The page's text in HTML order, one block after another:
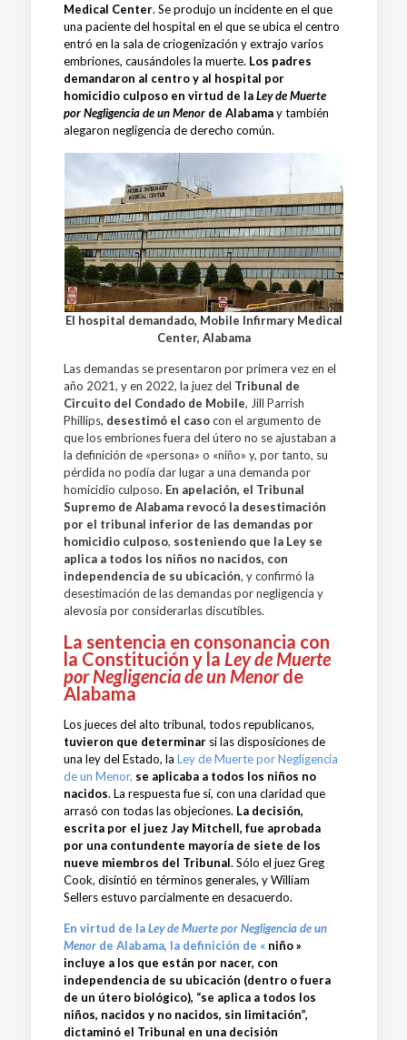
Medical Center. Se produjo un incidente en el que
una paciente del hospital en el que se ubica el centro
entró en la sala de criogenización y extrajo varios
embriones, causándoles la muerte. Los padres
demandaron al centro y al hospital por
homicidio culposo en virtud de laLey de Muerte
por Negligencia de un Menor de Alabamay también
alegaron negligencia de derecho común.
El hospital demandado, Mobile Infirmary Medical
Center, Alabama
Las demandas se presentaron por primera vez en el
año 2021, y en 2022, la juez del Tribunal de
Circuito del Condado de Mobile, Jill Parrish
Phillips, desestimó el casocon el argumento de
que los embriones fuera del útero no se ajustaban a
la definición de «persona» o «niño» y, por tanto, su
pérdida no podía dar lugar a una demanda por
homicidio culposo. En apelación, el Tribunal
Supremo de Alabama revocó la desestimación
por el tribunal inferior de las demandas por
homicidio culposo, sosteniendo que la Ley se
aplica a todos los niños no nacidos, con
independencia de su ubicación, y confirmó la
desestimación de las demandas por negligencia y
alevosía por considerarlas discutibles.
La sentencia en consonancia con
la Constitución y la Ley de Muerte
por Negligencia de un Menorde
Alabama
Los jueces del alto tribunal, todos republicanos,
tuvieron que determinar si las disposiciones de
una ley del Estado, laLey de Muerte por Negligencia
de un Menor, se aplicaba a todos los niños no
nacidos. La respuesta fue sí, con una claridad que
arrasó con todas las objeciones. La decisión,
escrita por el juez Jay Mitchell, fue aprobada
por una contundente mayoría de siete de los
nueve miembros del Tribunal. Sólo el juez Greg
Cook, disintió en términos generales, y William
Sellers estuvo parcialmente en desacuerdo.
En virtud de laLey de Muerte por Negligencia de un
Menor de Alabama, la definición de « niño»
incluye a los que están por nacer, con
independencia de su ubicación (dentro o fuera
de un útero biológico), “se aplica a todos los
niños, nacidos y no nacidos, sin limitación”,
dictaminó el Tribunal en una decisión